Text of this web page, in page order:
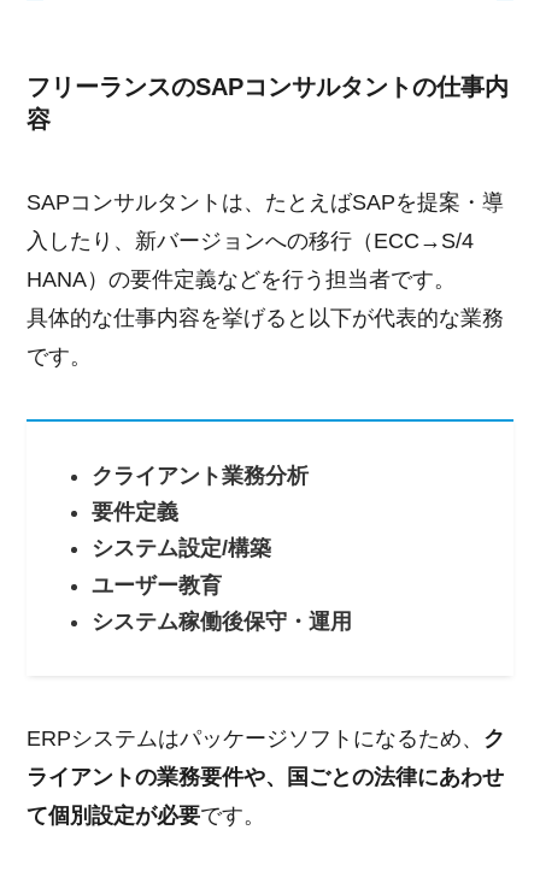
フリーランスのSAPコンサルタントの仕事内
容
SAPコンサルタントは、たとえばSAPを提案・導
入したり、新バージョンへの移行（ECC→S/4
HANA）の要件定義などを行う担当者です。
具体的な仕事内容を挙げると以下が代表的な業務
です。
クライアント業務分析
要件定義
システム設定/構築
ユーザー教育
システム稼働後保守・運用
ERPシステムはパッケージソフトになるため、 ク
ライアントの業務要件や、国ごとの法律にあわせ
て個別設定が必要です。